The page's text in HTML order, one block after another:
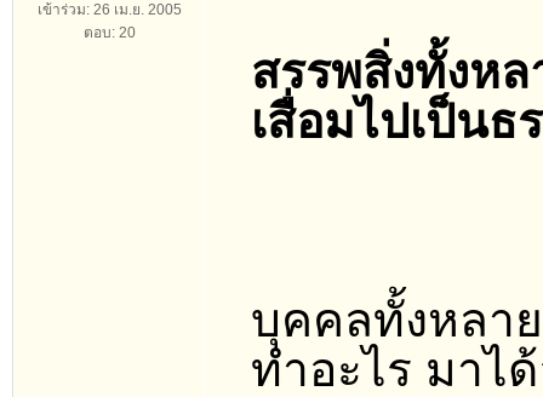
เข้าร่วม: 26 เม.ย. 2005
ตอบ: 20
สรรพสิ่งทั้งห
เสื่อมไปเป็นธ
บุคคลทั้งหลาย
ทำอะไร มาไ